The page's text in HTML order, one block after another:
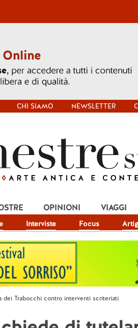
CHI SIAMO NEWSLETTER
Interviste Focus
OPINIONI VIAGGI
dei Trabocchi contro interventi scriteriati